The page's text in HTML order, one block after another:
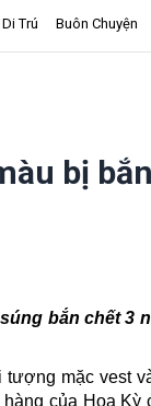
Di Trú Buôn Chuyện
bị bắn
bắn chết 3
tượng mặc vest
của Hoa Kỳ